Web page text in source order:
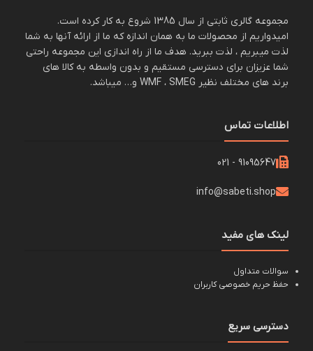
مجموعه گالری ثابتی از سال 1385 شروع به کار کرده است.
امیدواریم از محصولات ما به همان اندازه که ما از ارائه آنها به شما
لذت میبریم ، لذت ببرید. هدف ما از راه اندازی این مجموعه راحتی
شما عزیزان برای دسترسی مستقیم و بدون واسطه به کالا های
برند های مختلف نظیر WMF ، SMEG و… میباشد.
اطلاعات تماس
91095647 - 021
info@sabeti.shop
لینک های مفید
سوالات متداول
حفظ حریم خصوصی کاربران
دسترسی سریع